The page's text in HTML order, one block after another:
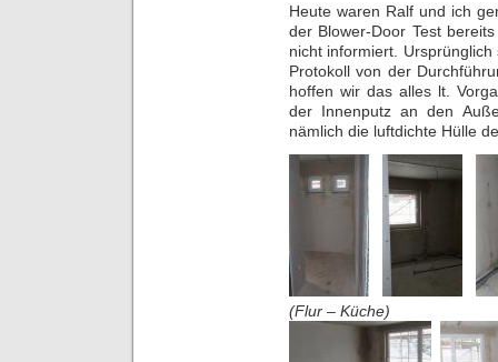
Heute waren Ralf und ich
der Blower-Door Test
nicht informiert.
Protokoll von der
hoffen wir das alles lt.
der Innenputz an den
nämlich die luftdichte Hülle
(Flur – Küche)